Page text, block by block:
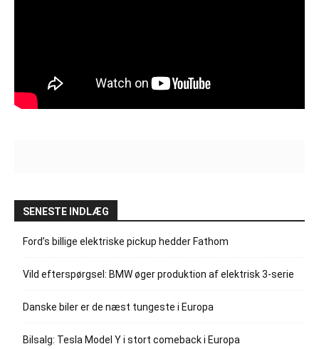
SENESTE INDLÆG
Ford’s billige elektriske pickup hedder Fathom
Vild efterspørgsel: BMW øger produktion af elektrisk 3-serie
Danske biler er de næst tungeste i Europa
Bilsalg: Tesla Model Y i stort comeback i Europa